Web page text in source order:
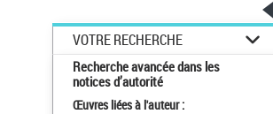
VOTRE RECHERCHE
Recherche avancée dans les
notices d’autorité
Œuvres liées à l'auteur :